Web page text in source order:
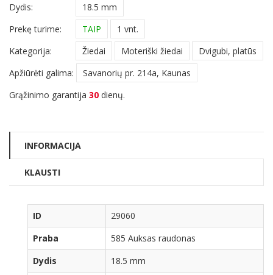
Dydis:
18.5 mm
Prekę turime:
TAIP
1 vnt.
Kategorija:
Žiedai Moteriški žiedai
Dvigubi, platūs
Apžiūrėti galima:
Savanorių pr. 214a, Kaunas
Grąžinimo garantija 30 dienų.
INFORMACIJA
KLAUSTI
ID
29060
Praba
585 Auksas raudonas
Dydis
18.5 mm